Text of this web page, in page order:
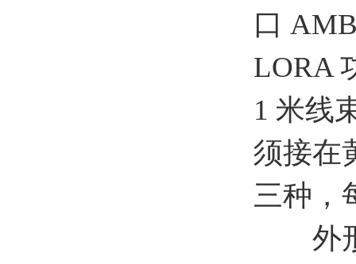
口
LORA
1 米线
须接在
三种，
外